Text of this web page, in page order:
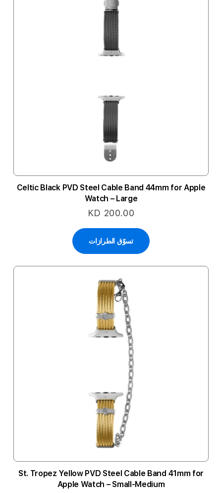
Celtic Black PVD Steel Cable Band 44mm for Apple
Watch – Large
KD 200.00
تسوّق الطرازات
St. Tropez Yellow PVD Steel Cable Band 41mm for
Apple Watch – Small-Medium